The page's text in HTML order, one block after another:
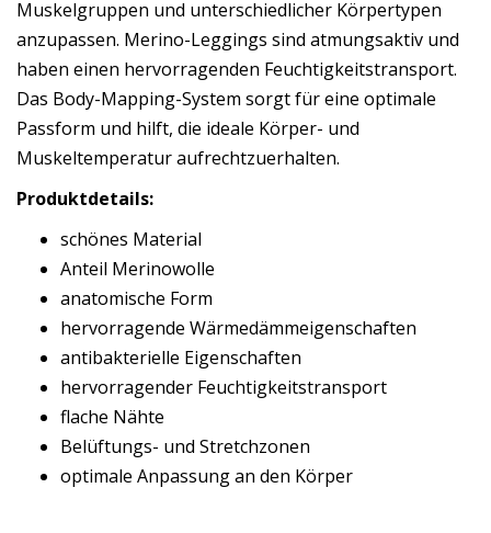
Muskelgruppen und unterschiedlicher Körpertypen
anzupassen. Merino-Leggings sind atmungsaktiv und
haben einen hervorragenden Feuchtigkeitstransport.
Das Body-Mapping-System sorgt für eine optimale
Passform und hilft, die ideale Körper- und
Muskeltemperatur aufrechtzuerhalten.
Produktdetails:
schönes Material
Anteil Merinowolle
anatomische Form
hervorragende Wärmedämmeigenschaften
antibakterielle Eigenschaften
hervorragender Feuchtigkeitstransport
flache Nähte
Belüftungs- und Stretchzonen
optimale Anpassung an den Körper